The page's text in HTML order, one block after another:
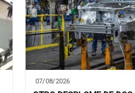
07/08/2026